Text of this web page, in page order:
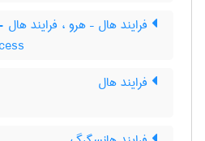
فرایند هال – هرو ، فرایند
فرایند هال